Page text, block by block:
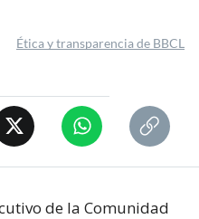
Ética y transparencia de BBCL
de la Comunidad